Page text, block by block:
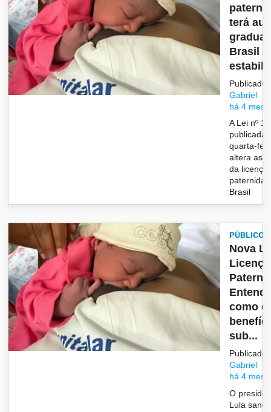
terá
gradual
Brasil e
Publicado
Gabriel
há 4
A Lei nº
publicada
quarta-
altera as
da licença-
Brasil
PÚBLICO
Nova
como o
sub...
Publicado
Gabriel
há 4
O
Lula